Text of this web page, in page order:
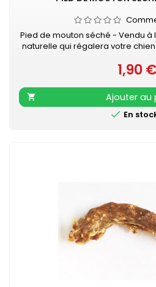
Pied de mouton séché - Vendu à
naturelle qui régalera votre
dePrix
1,90 €

Ajouter au
 En